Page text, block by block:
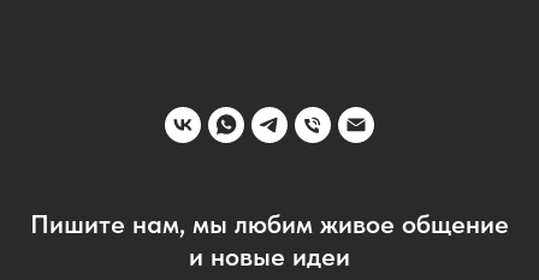
Пишите нам, мы любим живое общение
и новые идеи